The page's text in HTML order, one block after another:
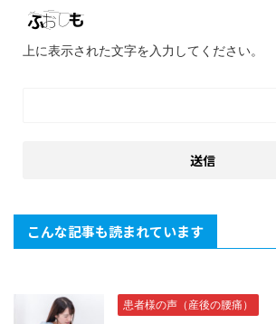
上に表示された文字を入力してください。
こんな記事も読まれています
患者様の声（産後の腰痛）